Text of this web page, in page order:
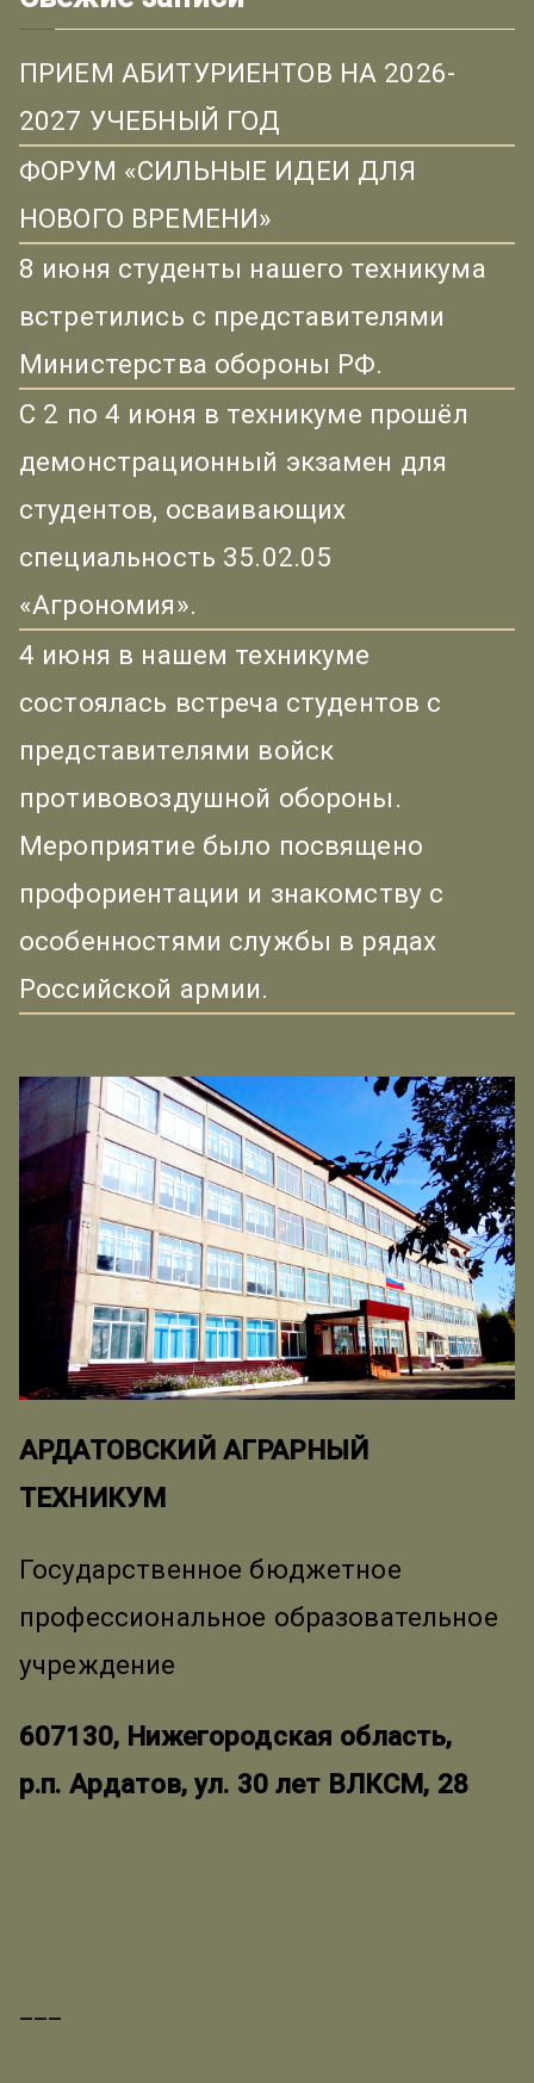
ПРИЕМ АБИТУРИЕНТОВ НА 2026-
2027 УЧЕБНЫЙ ГОД
ФОРУМ «СИЛЬНЫЕ ИДЕИ ДЛЯ
НОВОГО ВРЕМЕНИ»
8 июня студенты нашего техникума
встретились с представителями
Министерства обороны РФ.
С 2 по 4 июня в техникуме прошёл
демонстрационный экзамен для
студентов, осваивающих
специальность 35.02.05
«Агрономия».
4 июня в нашем техникуме
состоялась встреча студентов с
представителями войск
противовоздушной обороны.
Мероприятие было посвящено
профориентации и знакомству с
особенностями службы в рядах
Российской армии.
АРДАТОВСКИЙ АГРАРНЫЙ
ТЕХНИКУМ
Государственное бюджетное
профессиональное образовательное
учреждение
607130, Нижегородская область,
р.п. Ардатов, ул. 30 лет ВЛКСМ, 28